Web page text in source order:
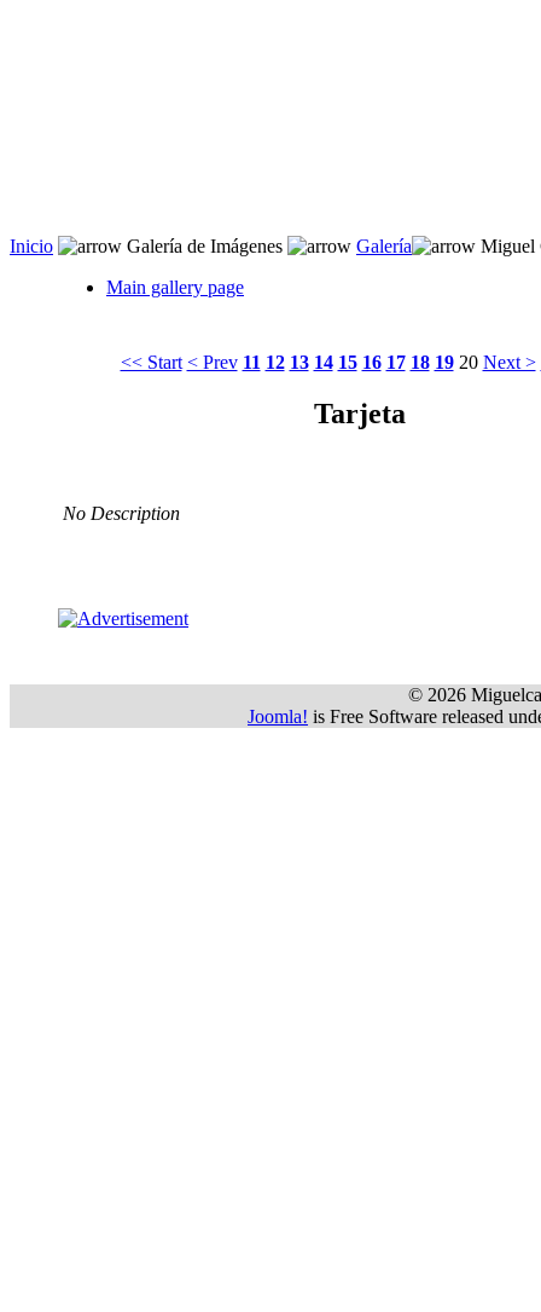
Inicio Galería de Imágenes Galería
Miguel
Main gallery page
<< Start < Prev 11 12 13 14 15 16 17 18 19 20 Next >
Tarjeta
No Description
© 2026
Joomla! is Free Software released